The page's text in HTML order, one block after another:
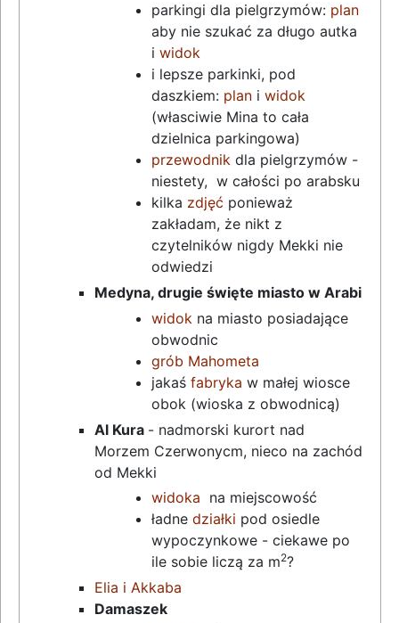
parkingi dla pielgrzymów: plan
aby nie szukać za długo autka
i widok
i lepsze parkinki, pod
daszkiem: plan i widok
(własciwie Mina to cała
dzielnica parkingowa)
przewodnik dla pielgrzymów -
niestety, w całości po arabsku
kilka zdjęć ponieważ
zakładam, że nikt z
czytelników nigdy Mekki nie
odwiedzi
Medyna, drugie święte miasto w Arabi
widok na miasto posiadające
obwodnic
grób Mahometa
jakaś fabryka w małej wiosce
obok (wioska z obwodnicą)
Al Kura - nadmorski kurort nad
Morzem Czerwonycm, nieco na zachód
od Mekki
widoka na miejscowość
ładne działki pod osiedle
wypoczynkowe - ciekawe po
ile sobie liczą za m2?
Elia i Akkaba
Damaszek